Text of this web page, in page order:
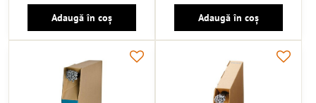
Adaugă în coș Adaugă în coș